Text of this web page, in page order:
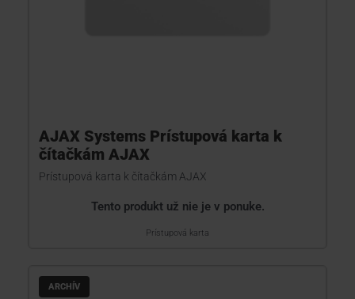
AJAX Systems Prístupová karta k
čítačkám AJAX
Prístupová karta k čítačkám AJAX
Tento produkt už nie je v ponuke.
Prístupová karta
ARCHÍV